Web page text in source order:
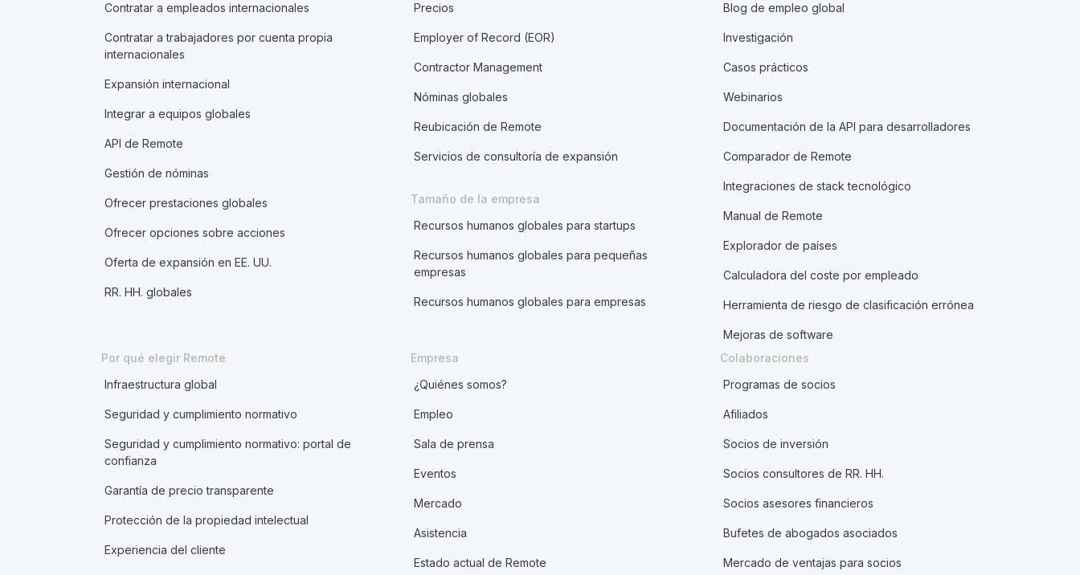
Contratar a empleados internacionales
Contratar a trabajadores por cuenta propia
internacionales
Expansión internacional
Integrar a equipos globales
API de Remote
Gestión de nóminas
Ofrecer prestaciones globales
Ofrecer opciones sobre acciones
Oferta de expansión en EE. UU.
RR. HH. globales
Precios
Employer of Record (EOR)
Contractor Management
Nóminas globales
Reubicación de Remote
Servicios de consultoría de expansión
Tamaño de la empresa
Recursos humanos globales para startups
Recursos humanos globales para pequeñas
empresas
Recursos humanos globales para empresas
Blog de empleo global
Investigación
Casos prácticos
Webinarios
Documentación de la API para desarrolladores
Comparador de Remote
Integraciones de stack tecnológico
Manual de Remote
Explorador de países
Calculadora del coste por empleado
Herramienta de riesgo de clasificación errónea
Mejoras de software
Por qué elegir Remote
Infraestructura global
Seguridad y cumplimiento normativo
Seguridad y cumplimiento normativo: portal de
confianza
Garantía de precio transparente
Protección de la propiedad intelectual
Experiencia del cliente
Empresa
¿Quiénes somos?
Empleo
Sala de prensa
Eventos
Mercado
Asistencia
Estado actual de Remote
Colaboraciones
Programas de socios
Afiliados
Socios de inversión
Socios consultores de RR. HH.
Socios asesores financieros
Bufetes de abogados asociados
Mercado de ventajas para socios